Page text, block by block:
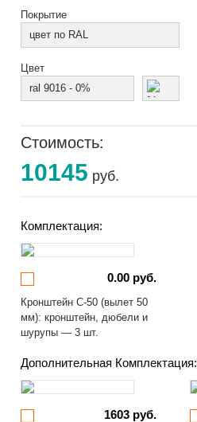
Покрытие
цвет по RAL
Цвет
ral 9016 - 0%
Стоимость:
10145 руб.
Комплектация:
0.00 руб.
Кронштейн С-50 (вылет 50
мм): кронштейн, дюбели и
шурупы — 3 шт.
Дополнительная Комплектация:
1603 руб.